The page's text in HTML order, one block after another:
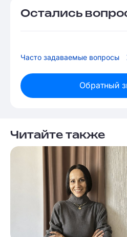
Остались
Часто задаваемые вопросы
Обратный
Читайте также